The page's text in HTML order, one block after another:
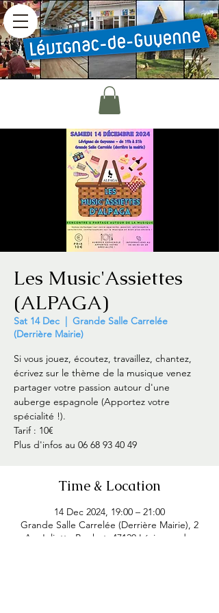
Les Music'Assiettes
(ALPAGA)
Sat 14 Dec
  |
Grande Salle Carrelée
(Derrière Mairie)
Si vous jouez, écoutez, travaillez, chantez,
écrivez sur le thème de la musique venez
partager votre passion autour d'une
auberge espagnole (Apportez votre
spécialité !).
Tarif : 10€
Plus d'infos au 06 68 93 40 49
Time & Location
14 Dec 2024, 19:00 – 21:00
Grande Salle Carrelée (Derrière Mairie), 2
Av. Juliette Bouhet, 47120 Lévignac-de-